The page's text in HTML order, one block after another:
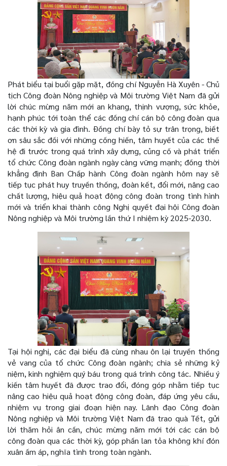
Phát biểu tại buổi gặp mặt, đồng chí Nguyễn Hà Xuyên - Chủ
tịch Công đoàn Nông nghiệp và Môi trường Việt Nam đã gửi
lời chúc mừng năm mới an khang, thịnh vượng, sức khỏe,
hạnh phúc tới toàn thể các đồng chí cán bộ công đoàn qua
các thời kỳ và gia đình. Đồng chí bày tỏ sự trân trọng, biết
ơn sâu sắc đối với những cống hiến, tâm huyết của các thế
hệ đi trước trong quá trình xây dựng, củng cố và phát triển
tổ chức Công đoàn ngành ngày càng vững mạnh; đồng thời
khẳng định Ban Chấp hành Công đoàn ngành hôm nay sẽ
tiếp tục phát huy truyền thống, đoàn kết, đổi mới, nâng cao
chất lượng, hiệu quả hoạt động công đoàn trong tình hình
mới và triển khai thành công Nghị quyết đại hội Công đoàn
Nông nghiệp và Môi trường lần thứ I nhiệm kỳ 2025-2030.
Tại hội nghị, các đại biểu đã cùng nhau ôn lại truyền thống
vẻ vang của tổ chức Công đoàn ngành; chia sẻ những kỷ
niệm, kinh nghiệm quý báu trong quá trình công tác. Nhiều ý
kiến tâm huyết đã được trao đổi, đóng góp nhằm tiếp tục
nâng cao hiệu quả hoạt động công đoàn, đáp ứng yêu cầu,
nhiệm vụ trong giai đoạn hiện nay. Lãnh đạo Công đoàn
Nông nghiệp và Môi trường Việt Nam đã trao quà Tết, gửi
lời thăm hỏi ân cần, chúc mừng năm mới tới các cán bộ
công đoàn qua các thời kỳ, góp phần lan tỏa không khí đón
xuân ấm áp, nghĩa tình trong toàn ngành.